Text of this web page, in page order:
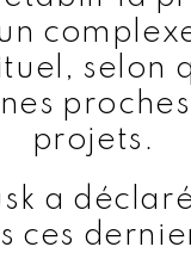
selon
projets.
a
ces